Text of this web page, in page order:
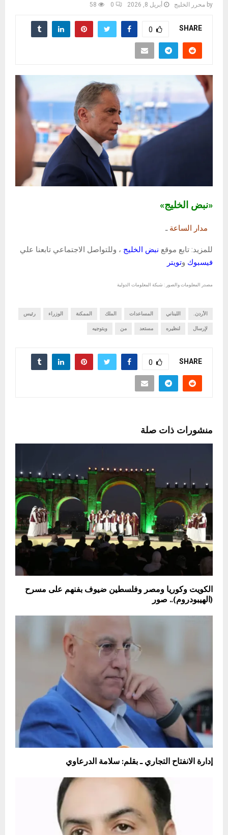
by محرر الخليج أبريل 8, 2026 0
58
SHARE
0
«نبض الخليج»
مدار الساعةـ
للمزيد: تابع موقع نبض الخليج ، وللتواصل الاجتماعي تابعنا علي
فيسبوك وتويتر
مصدر المعلومات والصور : شبكة المعلومات الدولية
الأردن. اللبناني المساعدات الملك الممكنة الوزراء رئيس
لإرسال لنظيره مستعد من وبتوجيه
SHARE
0
منشورات ذات صلة
الكويت وكوريا ومصر وفلسطين ضيوف بفنهم على مسرح
(الهيبودروم).. صور
إدارة الانفتاح التجاري ـ بقلم: سلامة الدرعاوي